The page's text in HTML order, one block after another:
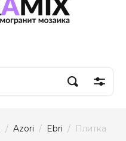
/ Azori / Ebri /  Плитка